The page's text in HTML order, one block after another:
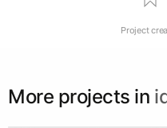
Project
More projects in